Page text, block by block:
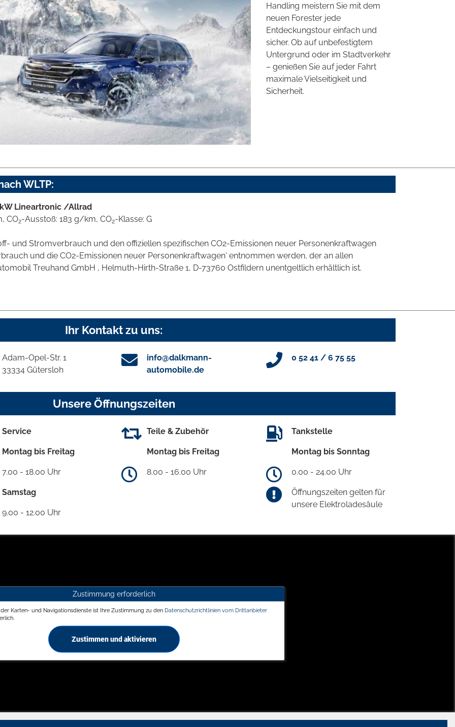
Handling meistern Sie mit dem
neuen Forester jede
Entdeckungstour einfach und
sicher. Ob auf unbefestigtem
Untergrund oder im Stadtverkehr
– genießen Sie auf jeder Fahrt
maximale Vielseitigkeit und
Sicherheit.
WLTP:
Lineartronic /Allrad
CO2-Ausstoß: 183 g/km, CO2-Klasse: G
und Stromverbrauch und den offiziellen spezifischen CO2-Emissionen neuer Personenkraftwagen
und die CO2-Emissionen neuer Personenkraftwagen' entnommen werden, der an allen
Treuhand GmbH , Helmuth-Hirth-Straße 1, D-73760 Ostfildern unentgeltlich erhältlich ist.
Ihr Kontakt zu uns:
Adam-Opel-Str. 1
33334 Gütersloh
info@dalkmann-
automobile.de
0 52 41 / 6 75 55
Unsere Öffnungszeiten
Service
Montag bis Freitag
7.00 - 18.00 Uhr
Samstag
9.00 - 12.00 Uhr
Teile & Zubehör
Montag bis Freitag
8.00 - 16.00 Uhr
Tankstelle
Montag bis Sonntag
0.00 - 24.00 Uhr
Öffnungszeiten gelten für
unsere Elektroladesäule
Zustimmung erforderlich
Karten- und Navigationsdienste ist Ihre Zustimmung zu den Datenschutzrichtlinien vom Drittanbieter
Zustimmen und aktivieren